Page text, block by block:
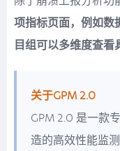
项指标页面，例如数
目组可以多维度查
关于GPM 2.0
GPM 2.0 是一款
造的高效性能监